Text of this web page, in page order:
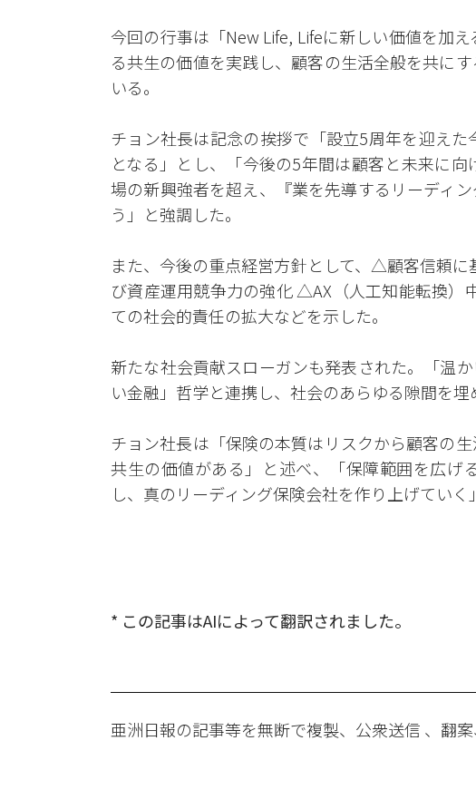
今回の行事は「New Life, Lifeに新しい価値を加
る共生の価値を実践し、顧客の生活全般を共に
いる。
チョン社長は記念の挨拶で「設立5周年を迎え
となる」とし、「今後の5年間は顧客と未来に
場の新興強者を超え、『業を先導するリーディ
う」と強調した。
また、今後の重点経営方針として、△顧客信頼
び資産運用競争力の強化 △AX（人工知能転換
ての社会的責任の拡大などを示した。
新たな社会貢献スローガンも発表された。「温
い金融」哲学と連携し、社会のあらゆる隙間を埋
チョン社長は「保険の本質はリスクから顧客の
共生の価値がある」と述べ、「保障範囲を広げ
し、真のリーディング保険会社を作り上げていく
* この記事はAIによって翻訳されました。
亜洲日報の記事等を無断で複製、公衆送信 、翻